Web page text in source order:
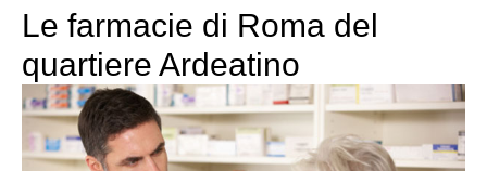
Le farmacie di Roma del
quartiere Ardeatino